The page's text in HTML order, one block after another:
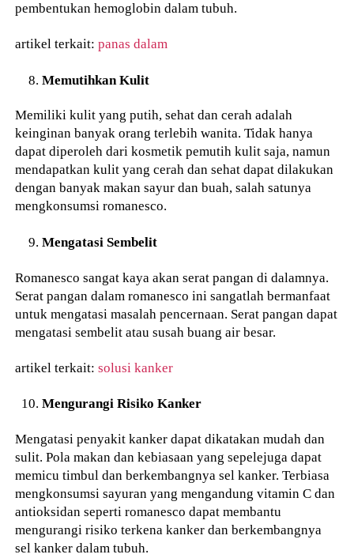
pembentukan hemoglobin dalam tubuh.
artikel terkait:panas dalam
Memutihkan Kulit
Memiliki kulit yang putih, sehat dan cerah adalah
keinginan banyak orang terlebih wanita. Tidak hanya
dapat diperoleh dari kosmetik pemutih kulit saja, namun
mendapatkan kulit yang cerah dan sehat dapat dilakukan
dengan banyak makan sayur dan buah, salah satunya
mengkonsumsi romanesco.
Mengatasi Sembelit
Romanesco sangat kaya akan serat pangan di dalamnya.
Serat pangan dalam romanesco ini sangatlah bermanfaat
untuk mengatasi masalah pencernaan. Serat pangan dapat
mengatasi sembelit atau susah buang air besar.
artikel terkait:solusi kanker
Mengurangi Risiko Kanker
Mengatasi penyakit kanker dapat dikatakan mudah dan
sulit. Pola makan dan kebiasaan yang sepelejuga dapat
memicu timbul dan berkembangnya sel kanker. Terbiasa
mengkonsumsi sayuran yang mengandung vitamin C dan
antioksidan seperti romanesco dapat membantu
mengurangi risiko terkena kanker dan berkembangnya
sel kanker dalam tubuh.